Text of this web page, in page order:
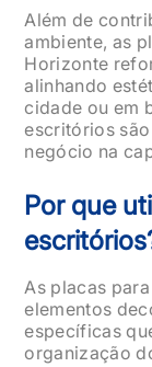
Além de
ambiente, as
Horizonte
alinhando
cidade ou em
escritórios
negócio na
Por que
As placas
elementos
específicas
organização